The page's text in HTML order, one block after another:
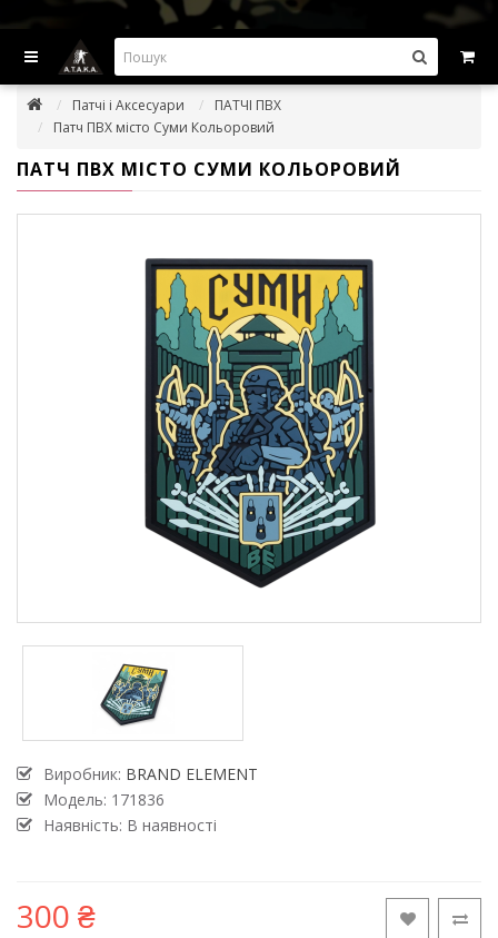
ВИГІДНІ ПРОПОЗИЦІІ — ЗНИЖКИ ДО -45%
Патчі і Аксесуари
ПАТЧІ ПВХ
Патч ПВХ місто Суми Кольоровий
ПАТЧ ПВХ МІСТО СУМИ КОЛЬОРОВИЙ
Виробник: BRAND ELEMENT
Модель: 171836
Наявність: В наявності
300 ₴